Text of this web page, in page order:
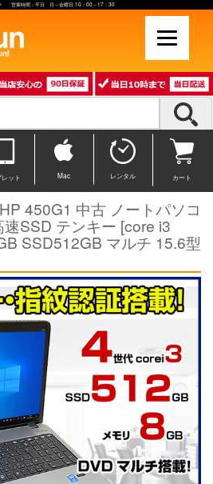
営業時間：平日 月～金曜日 10：00～17：30
レット Mac レンタル カート
450G1 中古 ノートパソコ
SSD テンキー [core i3
SSD512GB マルチ 15.6型